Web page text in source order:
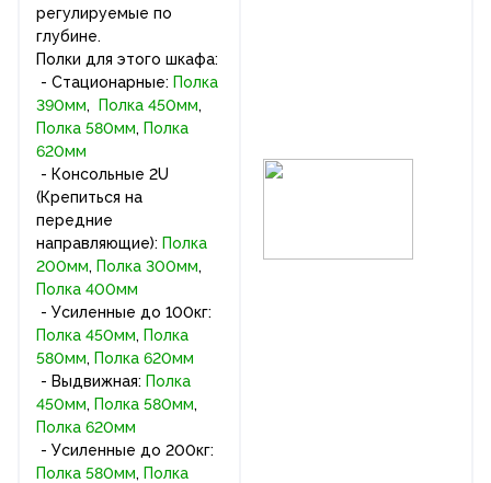
регулируемые по
глубине.
Полки для этого шкафа:
- Стационарные: Полка
390мм, Полка 450мм,
Полка 580мм, Полка
620мм
- Консольные 2U
(Крепиться на
передние
направляющие): Полка
200мм, Полка 300мм,
Полка 400мм
- Усиленные до 100кг:
Полка 450мм, Полка
580мм, Полка 620мм
- Выдвижная: Полка
450мм, Полка 580мм,
Полка 620мм
- Усиленные до 200кг:
Полка 580мм, Полка